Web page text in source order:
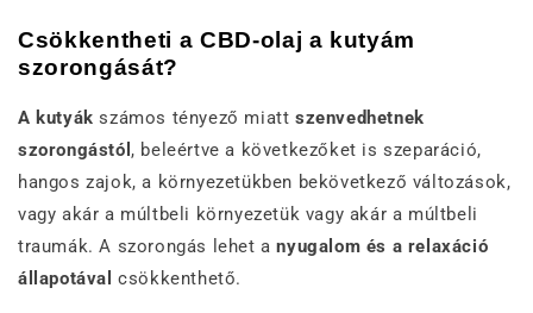
Csökkentheti a CBD-olaj a kutyám
szorongását?
A kutyák számos tényező miattszenvedhetnek
szorongástól , beleértve a következőket is szeparáció,
hangos zajok, a környezetükben bekövetkező változások,
vagy akár a múltbeli környezetük vagy akár a múltbeli
traumák. A szorongás lehet anyugalom és a relaxáció
állapotával csökkenthető.